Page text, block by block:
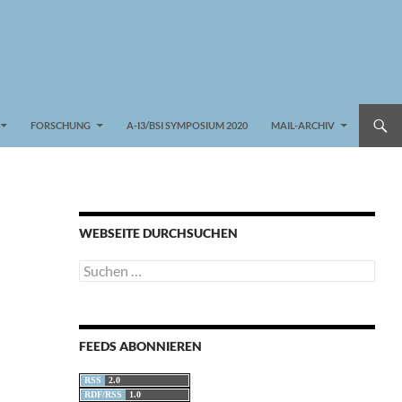
FORSCHUNG A-I3/BSI SYMPOSIUM 2020 MAIL-ARCHIV
WEBSEITE DURCHSUCHEN
Suchen
nach:
FEEDS ABONNIEREN
RSS
2.0
RDF/RSS
1.0